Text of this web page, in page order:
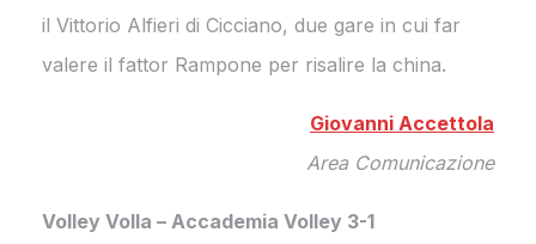
il Vittorio Alfieri di Cicciano, due gare in cui far
valere il fattor Rampone per risalire la china.
Giovanni Accettola
Area Comunicazione
Volley Volla – Accademia Volley 3-1